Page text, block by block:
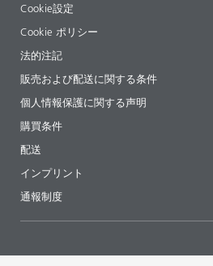
証明書
ebooks(電子書籍)
法令情報
添加剤ガイドアプリ
ビデオ
ダウンロード
Cookie設定
Cookie ポリシー
法的注記
販売および配送に関する条件
個人情報保護に関する声明
購買条件
配送
インプリント
通報制度